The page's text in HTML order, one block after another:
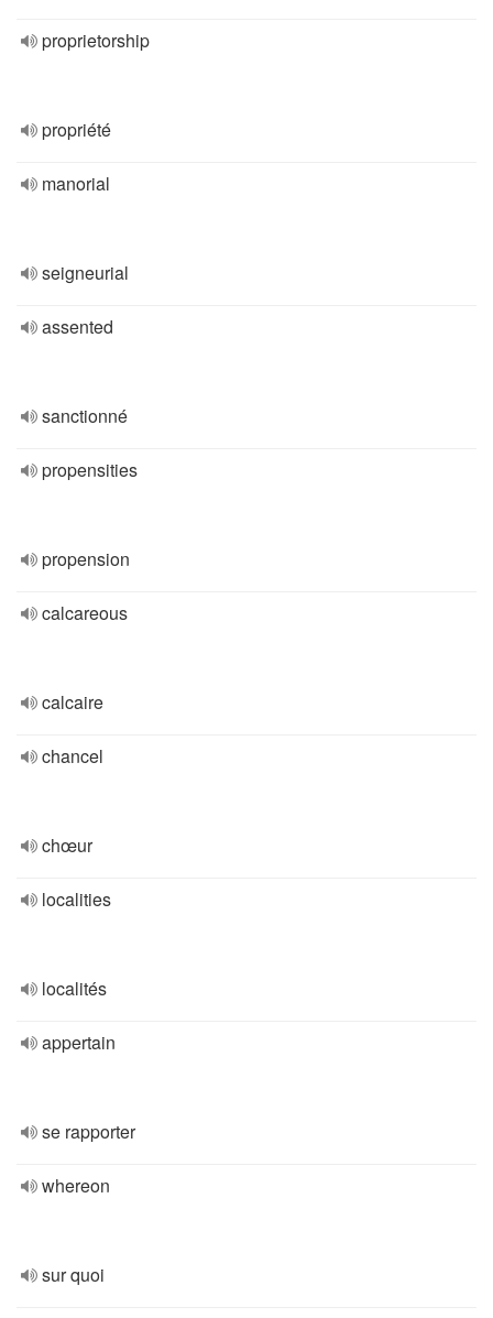
proprietorship
propriété
manorial
seigneurial
assented
sanctionné
propensities
propension
calcareous
calcaire
chancel
chœur
localities
localités
appertain
se rapporter
whereon
sur quoi